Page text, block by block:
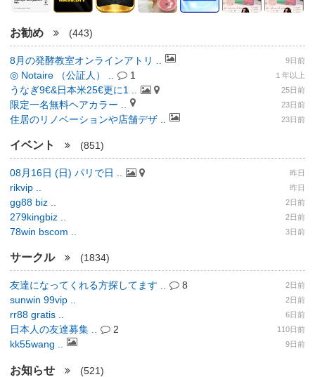
お勧め (443)
8月の発酵教室オンラインアトリ .. 9日前
◎ Notaire （公証人） .. 1 １年以上
うなぎ9€&日本米25€更に1 .. 25日前
限定一名無料ヘアカラー .. 23日前
住居のリノベーションや店舗デザ .. 23日前
イベント (851)
08月16日 (日) パリで日 .. 昨日
rikvip .. 昨日
gg88 biz .. 2日前
279kingbiz .. 2日前
78win bscom .. 3日前
サークル (1834)
友達になってくれる方探してます .. 8 2日前
sunwin 99vip .. 2日前
rr88 gratis .. 6日前
日本人の友達募集 .. 2 110日前
kk55wang .. 9日前
お知らせ (521)